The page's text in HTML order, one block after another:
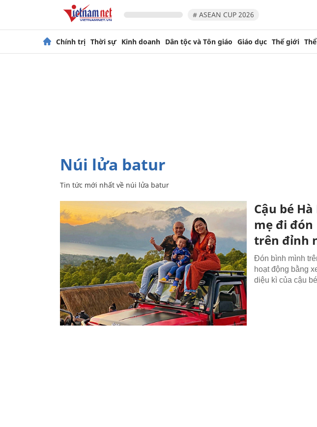
# ASEAN CUP 2026
Chính trị Thời sự Kinh doanh Dân tộc và Tôn giáo Giáo dục Thế giới
núi lửa batur
Tin tức mới nhất về núi lửa batur
Cậu bé
mẹ đi
trên đỉnh
Đón bình mình
hoạt động bằng
diệu kì của cậu